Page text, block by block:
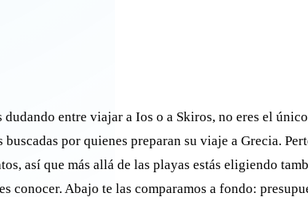
dudando entre viajar a Ios o a Skiros, no eres el
buscadas por quienes preparan su viaje a Grecia.
así que más allá de las playas estás eligiendo
conocer. Abajo te las comparamos a fondo: